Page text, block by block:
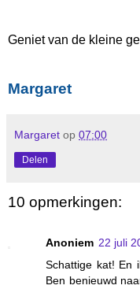
Geniet van de kleine
Margaret
Margaret op 07:00
Delen
10 opmerkingen:
Anoniem 22 juli
Schattige kat! En
Ben benieuwd